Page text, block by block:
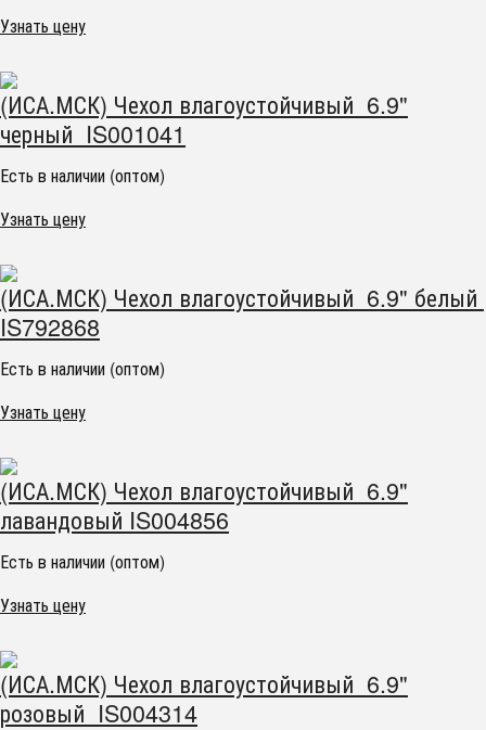
Узнать цену
(ИСА.МСК) Чехол влагоустойчивый 6.9"
черный IS001041
Есть в наличии (оптом)
Узнать цену
(ИСА.МСК) Чехол влагоустойчивый 6.9" белый
IS792868
Есть в наличии (оптом)
Узнать цену
(ИСА.МСК) Чехол влагоустойчивый 6.9"
лавандовый IS004856
Есть в наличии (оптом)
Узнать цену
(ИСА.МСК) Чехол влагоустойчивый 6.9"
розовый IS004314